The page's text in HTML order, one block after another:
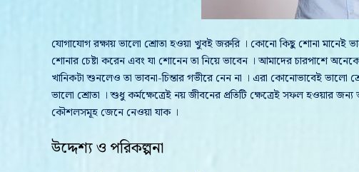
যোগাযোগ রক্ষায় ভালো শ্রোতা হওয়া খুবই জরুরি । কোনো কিছু শোনা মানেই
শোনার চেষ্টা করেন এবং যা শোনেন তা নিয়ে ভাবেন । আমাদের চারপাশে
খানিকটা শুনলেও তা ভাবনা-চিন্তার গভীরে নেন না । এরা কোনোভাবেই ভালো
ভালো শ্রোতা । শুধু কর্মক্ষেত্রেই নয় জীবনের প্রতিটি ক্ষেত্রেই সফল হওয়ার
কৌশলসমূহ জেনে নেওয়া যাক ।
উদ্দেশ্য ও পরিকল্পনা